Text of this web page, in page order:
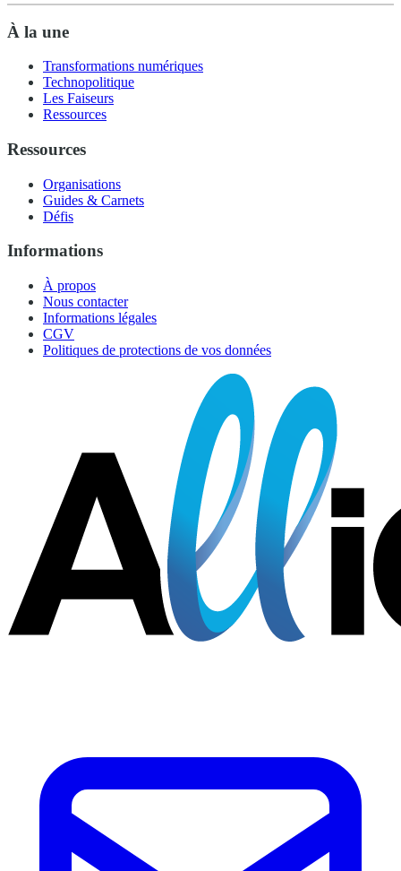
À la une
Transformations numériques
Technopolitique
Les Faiseurs
Ressources
Ressources
Organisations
Guides & Carnets
Défis
Informations
À propos
Nous contacter
Informations légales
CGV
Politiques de protections de vos données